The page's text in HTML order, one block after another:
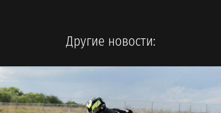
Другие новости: